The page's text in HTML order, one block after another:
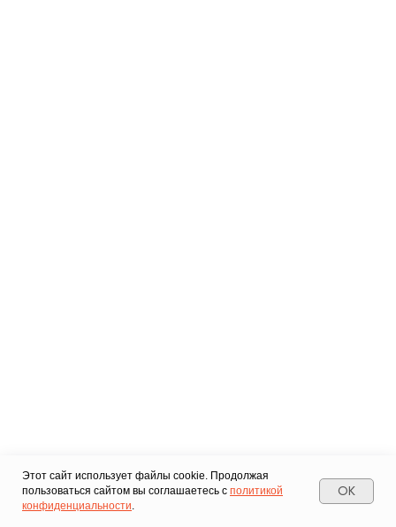
Этот сайт использует файлы cookie. Продолжая
пользоваться сайтом вы соглашаетесь с политикой
конфиденциальности.
OK